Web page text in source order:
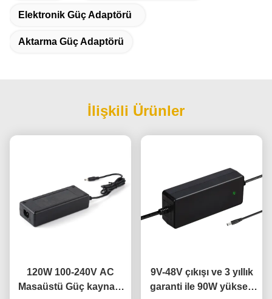
Elektronik Güç Adaptörü
Aktarma Güç Adaptörü
İlişkili Ürünler
120W 100-240V AC
Masaüstü Güç kaynağı
9V-48V çıkışı ve 3 yıllık
garanti ile 90W yüksek